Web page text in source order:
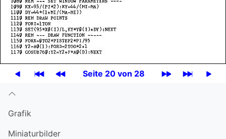
Seite 20 von 28
Grafik
Miniatur­bilder